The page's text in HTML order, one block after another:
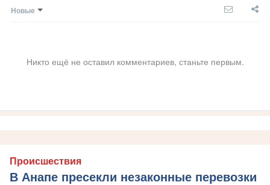
Новые
Никто ещё не оставил комментариев, станьте первым.
Происшествия
В Анапе пресекли незаконные перевозки